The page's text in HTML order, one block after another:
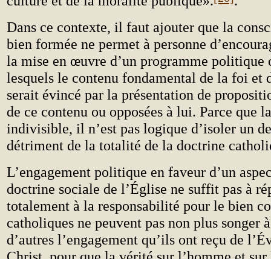
Dans ce contexte, il faut ajouter que la
bien formée ne permet à personne
la mise en œuvre d’un programme politique
lesquels le contenu fondamental de la foi et
serait évincé par la présentation de
de ce contenu ou opposées à lui. Parce que
indivisible, il n’est pas logique d’isoler un
détriment de la totalité de la doctrine
L’engagement politique en faveur d’un
doctrine sociale de l’Église ne suffit pas à
totalement à la responsabilité pour le bien
catholiques ne peuvent pas non plus songer
d’autres l’engagement qu’ils ont reçu de